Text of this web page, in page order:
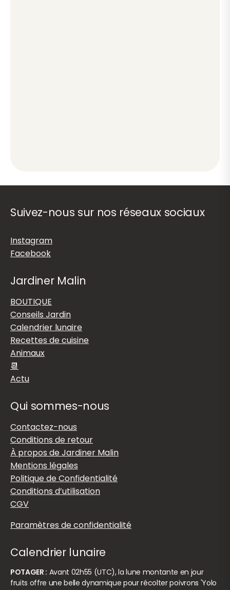
Suivez-nous sur nos réseaux sociaux
Instagram
Facebook
Jardiner Malin
BOUTIQUE
Conseils Jardin
Calendrier lunaire
Recettes de cuisine
Animaux
📆
Actu
Qui sommes-nous
Contactez-nous
Conditions de retour
À propos de Jardiner Malin
Mentions légales
Politique de Confidentialité
Conditions d’utilisation
CGV
Paramètres de confidentialité
Calendrier lunaire
POTAGER : Avant 02h55 (UTC), la lune montante en jour
fruits offre une belle dynamique pour récolter poivrons 'Yolo